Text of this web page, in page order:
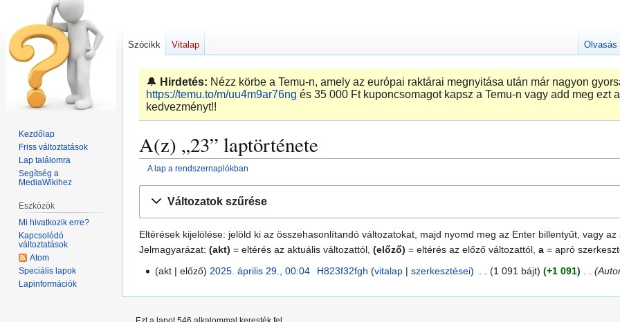
🔔 Hirdetés: Nézz körbe a Temu-n, amely az európai raktárai megnyitása után már nagyon
https://temu.to/m/uu4m9ar76ng és ‎35 000 Ft kuponcsomagot kapsz a Temu-n vagy add meg ezt
kedvezményt!!
A(z) „23” laptörténete
A lap a rendszernaplókban
Változatok szűrése
Eltérések kijelölése: jelöld ki az összehasonlítandó változatokat, majd nyomd meg az Enter billentyűt, vagy az
Jelmagyarázat: (akt) = eltérés az aktuális változattól, (előző) = eltérés az előző változattól, a = apró
5
akt előző 2025. április 29., 00:04 H823f32fgh vitalap szerkesztései 1 091 bájt +1 091
Szócikk Vitalap Olvasás
Kezdőlap
Friss változtatások
Lap találomra
Segítség a
MediaWikihez
Eszközök
Mi hivatkozik erre?
Kapcsolódó
változtatások
Atom
Speciális lapok
Lapinformációk